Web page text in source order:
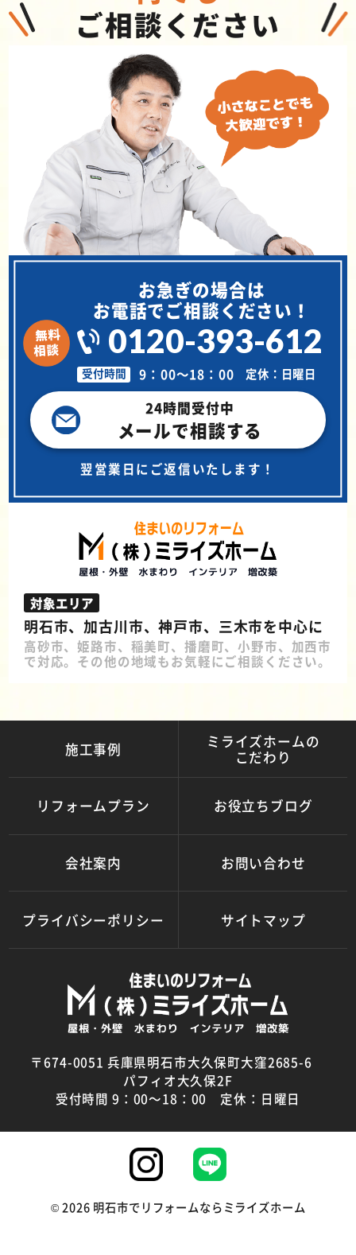
ご相談ください
お急ぎの場合は
お電話でご相談ください！
0120-393-612
受付時間 9：00～18：00 定休：日曜日
24時間受付中
メールで相談する
翌営業日にご返信いたします！
対象エリア
明石市、加古川市、神戸市、三木市を中心に
高砂市、姫路市、稲美町、播磨町、小野市、加西市
で対応。その他の地域もお気軽にご相談ください。
施工事例
ミライズホームの
こだわり
リフォームプラン お役立ちブログ
会社案内 お問い合わせ
プライバシーポリシー サイトマップ
〒674-0051 兵庫県明石市大久保町大窪2685-6
パフィオ大久保2F
受付時間 9：00～18：00 定休：日曜日
©2026 明石市でリフォームならミライズホーム